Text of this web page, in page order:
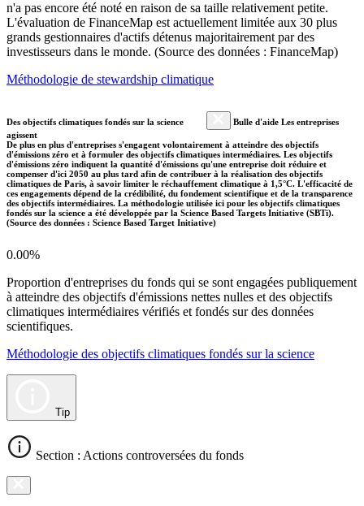
n'a pas encore été noté en raison de sa taille relativement petite.
L'évaluation de FinanceMap est actuellement limitée aux 30 plus
grands gestionnaires d'actifs détenus majoritairement par des
investisseurs dans le monde. (Source des données : FinanceMap)
Méthodologie de stewardship climatique
Des objectifs climatiques fondés sur la science
Bulle d'aide Les entreprises
agissent
De plus en plus d'entreprises s'engagent volontairement à atteindre des objectifs
d'émissions zéro et à formuler des objectifs climatiques intermédiaires. Les objectifs
d'émissions zéro indiquent la quantité d'émissions qu'une entreprise doit réduire et
compenser d'ici 2050 au plus tard afin de contribuer à la réalisation des objectifs
climatiques de Paris, à savoir limiter le réchauffement climatique à 1,5°C. L'efficacité de
ces engagements dépend de la crédibilité, du fondement scientifique et de la transparence
des objectifs intermédiaires. La méthodologie utilisée ici pour les objectifs climatiques
fondés sur la science a été développée par la Science Based Targets Initiative (SBTi).
(Source des données : Science Based Target Initiative)
0.00%
Proportion d'entreprises du fonds qui se sont engagées publiquement
à atteindre des objectifs d'émissions nettes nulles et des objectifs
climatiques intermédiaires vérifiés et fondés sur des données
scientifiques.
Méthodologie des objectifs climatiques fondés sur la science
Tip
Section : Actions controversées du fonds